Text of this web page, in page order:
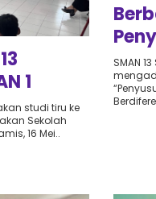
1
studi tiru ke
Sekolah
16 Mei..
Al-
SMAN